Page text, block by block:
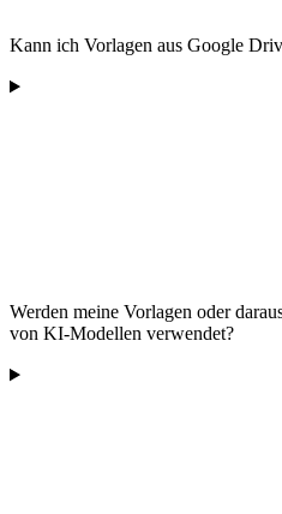
Kann ich Vorlagen aus Google
Werden meine Vorlagen oder
von KI-Modellen verwendet?